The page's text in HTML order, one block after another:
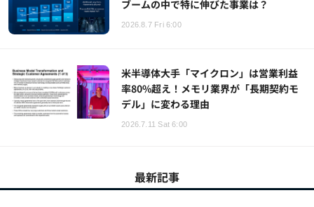
ブームの中で特に伸びた事業は？
2026.8.7 Fri 6:00
米半導体大手「マイクロン」は営業利益
率80%超え！メモリ業界が「長期契約モ
デル」に変わる理由
2026.7.11 Sat 6:00
最新記事